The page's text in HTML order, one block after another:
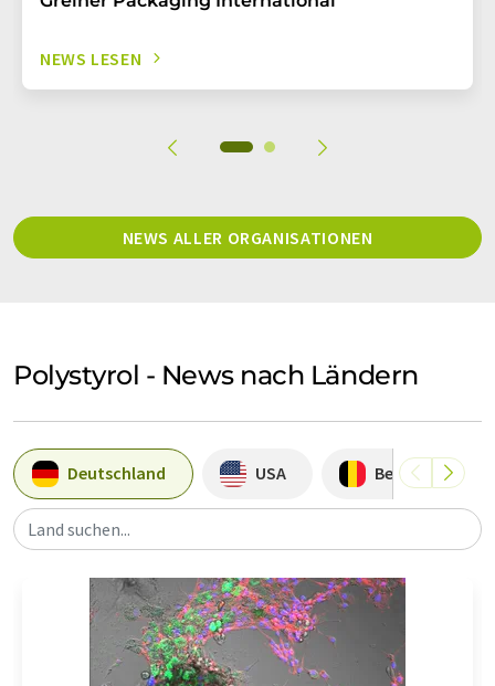
NEWS LESEN
NEWS ALLER ORGANISATIONEN
Polystyrol - News nach Ländern
Deutschland USA Belgien
Land suchen...